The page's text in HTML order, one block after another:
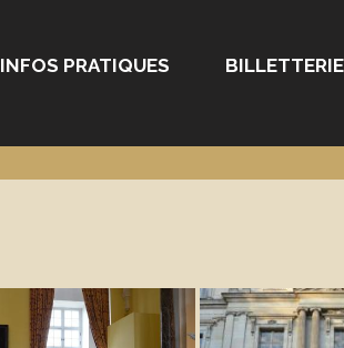
INFOS PRATIQUES BILLETTERIE